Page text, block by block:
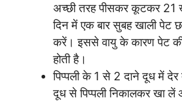
अच्छी तरह पीसकर कूटकर 21
दिन में एक बार सुबह खाली पेट
करें। इससे वायु के कारण पेट की
होती है।
पिप्पली के 1 से 2 दाने दूध में
दूध से पिप्पली निकालकर खा